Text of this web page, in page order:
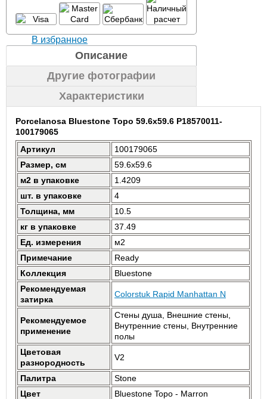
В избранное
Описание
Другие фотографии
Характеристики
Porcelanosa Bluestone Topo 59.6x59.6 P18570011-
100179065
Артикул
100179065
Размер, см
59.6x59.6
м2 в упаковке
1.4209
шт. в упаковке
4
Толщина, мм
10.5
кг в упаковке
37.49
Ед. измерения
м2
Примечание
Ready
Коллекция
Bluestone
Рекомендуемая
затирка
Colorstuk Rapid Manhattan N
Рекомендуемое
применение
Стены душа, Внешние стены,
Внутренние стены, Внутренние
полы
Цветовая
разнородность
V2
Палитра
Stone
Цвет
Bluestone Topo - Marron